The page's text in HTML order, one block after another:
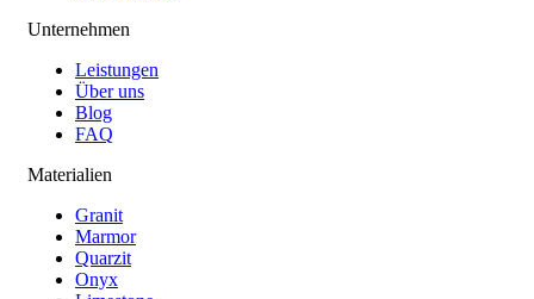
Unternehmen
Leistungen
Über uns
Blog
FAQ
Materialien
Granit
Marmor
Quarzit
Onyx